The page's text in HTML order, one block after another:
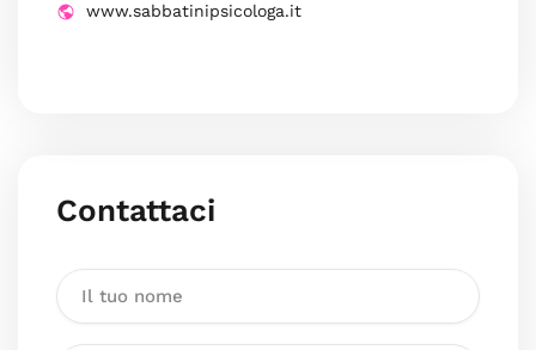
www.sabbatinipsicologa.it
Contattaci